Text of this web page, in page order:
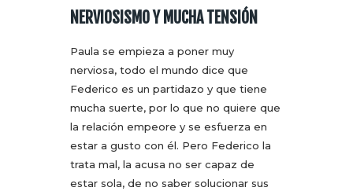
NERVIOSISMO Y MUCHA TENSIÓN
Paula se empieza a poner muy
nerviosa, todo el mundo dice que
Federico es un partidazo y que tiene
mucha suerte, por lo que no quiere que
la relación empeore y se esfuerza en
estar a gusto con él. Pero Federico la
trata mal, la acusa no ser capaz de
estar sola, de no saber solucionar sus